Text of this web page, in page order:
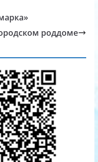
роддоме